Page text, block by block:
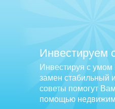
Инвестируем
Инвестируя с
замен стабильный
советы помогут
помощью